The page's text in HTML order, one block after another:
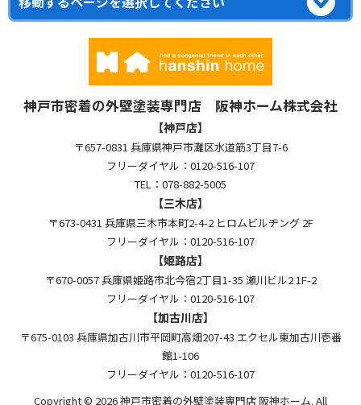
神戸市密着の外壁塗装専門店 阪神ホーム株式会社
【神戸店】
〒657-0831 兵庫県神戸市灘区水道筋3丁目7-6
フリーダイヤル：0120-516-107
TEL：078-882-5005
【三木店】
〒673-0431 兵庫県三木市本町2-4-2 ヒロムビルヂング 2F
フリーダイヤル：0120-516-107
【姫路店】
〒670-0057 兵庫県姫路市北今宿2丁目1-35 瀬川ビル2 1F-2
フリーダイヤル：0120-516-107
【加古川店】
〒675-0103 兵庫県加古川市平岡町高畑207-43 エクセル東加古川壱番
館1-106
フリーダイヤル：0120-516-107
Copyright © 2026 神戸市密着の外壁塗装専門店 阪神ホーム. All